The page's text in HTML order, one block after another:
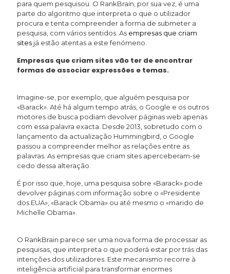
para quem pesquisou. O RankBrain, por sua vez, é uma
parte do algoritmo que interpreta o que o utilizador
procura e tenta compreender a forma de submeter a
pesquisa, com vários sentidos. As empresas que criam
sites já estão atentas a este fenómeno.
Empresas que criam sites vão ter de encontrar
formas de associar expressões e temas.
Imagine-se, por exemplo, que alguém pesquisa por
«Barack». Até há algum tempo atrás, o Google e os outros
motores de busca podiam devolver páginas web apenas
com essa palavra exacta. Desde 2013, sobretudo com o
lançamento da actualização Hummingbird, o Google
passou a compreender melhor as relações entre as
palavras. As empresas que criam sites aperceberam-se
cedo dessa alteração.
É por isso que, hoje, uma pesquisa sobre «Barack» pode
devolver páginas com informação sobre o «Presidente
dos EUA», «Barack Obama» ou até mesmo o «marido de
Michelle Obama».
O RankBrain parece ser uma nova forma de processar as
pesquisas, que interpreta o que poderá estar por trás das
intenções dos utilizadores. Este mecanismo recorre à
inteligência artificial para transformar enormes